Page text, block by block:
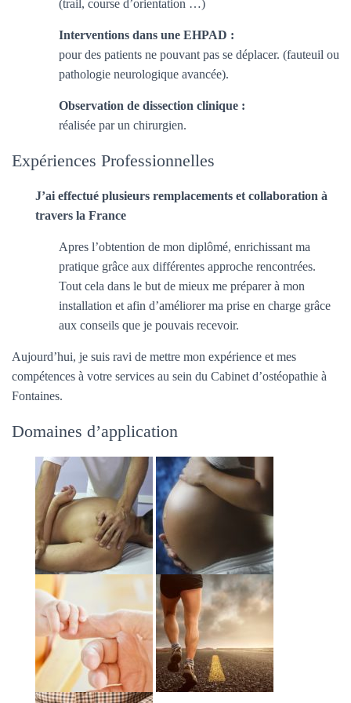
(trail, course d’orientation …)
Interventions dans une EHPAD :
pour des patients ne pouvant pas se déplacer. (fauteuil ou
pathologie neurologique avancée).
Observation de dissection clinique :
réalisée par un chirurgien.
Expériences Professionnelles
J’ai effectué plusieurs remplacements et collaboration à
travers la France
Apres l’obtention de mon diplômé, enrichissant ma
pratique grâce aux différentes approche rencontrées.
Tout cela dans le but de mieux me préparer à mon
installation et afin d’améliorer ma prise en charge grâce
aux conseils que je pouvais recevoir.
Aujourd’hui, je suis ravi de mettre mon expérience et mes
compétences à votre services au sein du Cabinet d’ostéopathie à
Fontaines.
Domaines d’application